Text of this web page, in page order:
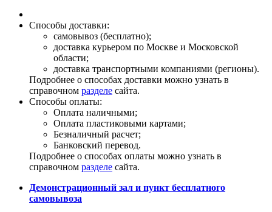
Способы доставки:
самовывоз (бесплатно);
доставка курьером по Москве и Московской
области;
доставка транспортными компаниями (регионы).
Подробнее о способах доставки можно узнать в
справочном разделе сайта.
Способы оплаты:
Оплата наличными;
Оплата пластиковыми картами;
Безналичный расчет;
Банковский перевод.
Подробнее о способах оплаты можно узнать в
справочном разделе сайта.
Демонстрационный зал и пункт бесплатного
самовывоза